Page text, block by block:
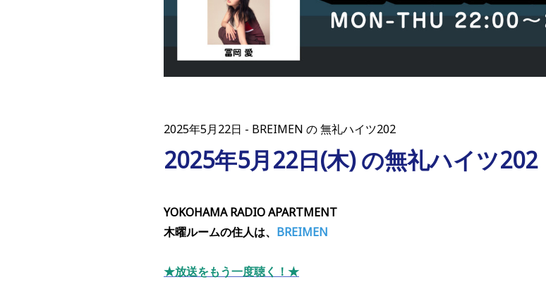
2025年5月22日 BREIMEN の 無礼ハイツ202
2025年5月22日(木) の無礼ハイツ202
YOKOHAMA RADIO APARTMENT
木曜ルームの住人は、 BREIMEN
★放送をもう一度聴く！★